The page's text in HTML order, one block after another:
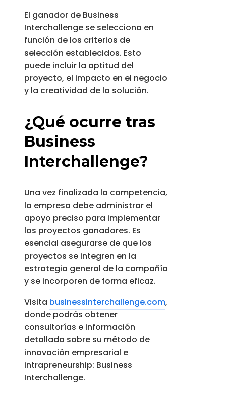
El ganador de Business
Interchallenge se selecciona en
función de los criterios de
selección establecidos. Esto
puede incluir la aptitud del
proyecto, el impacto en el negocio
y la creatividad de la solución.
¿Qué ocurre tras
Business
Interchallenge?
Una vez finalizada la competencia,
la empresa debe administrar el
apoyo preciso para implementar
los proyectos ganadores. Es
esencial asegurarse de que los
proyectos se integren en la
estrategia general de la compañía
y se incorporen de forma eficaz.
Visita businessinterchallenge.com,
donde podrás obtener
consultorías e información
detallada sobre su método de
innovación empresarial e
intrapreneurship: Business
Interchallenge.